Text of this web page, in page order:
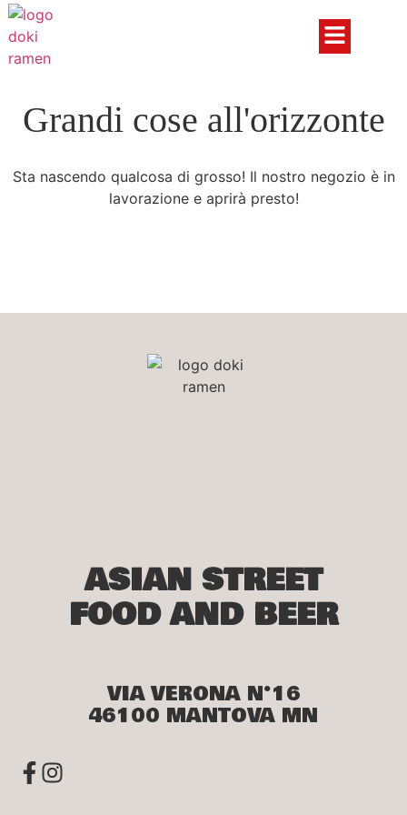
Grandi cose all'orizzonte
Sta nascendo qualcosa di grosso! Il nostro negozio è in
lavorazione e aprirà presto!
ASIAN STREET
FOOD AND BEER
VIA VERONA N°16
46100 MANTOVA MN